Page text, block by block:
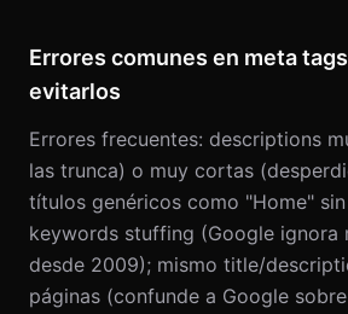
Errores comunes en meta
evitarlos
Errores frecuentes: descriptions
las trunca) o muy cortas
títulos genéricos como "Home"
keywords stuffing (Google ignora
desde 2009); mismo title/
páginas (confunde a Google